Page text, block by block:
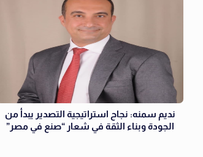
نديم سمنه: نجاح استراتيجية التصدير يبدأ من
الجودة وبناء الثقة في شعار “صنع في مصر”